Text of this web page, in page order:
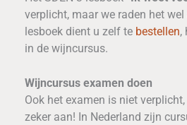
verplicht, maar we raden het wel
lesboek dient u zelf te bestellen,
in de wijncursus.
Wijncursus examen doen
Ook het examen is niet
zeker aan! In Nederland zijn